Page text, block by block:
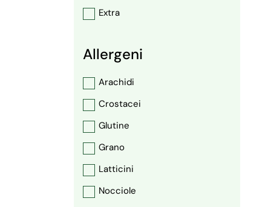
Extra
Allergeni
Arachidi
Crostacei
Glutine
Grano
Latticini
Nocciole